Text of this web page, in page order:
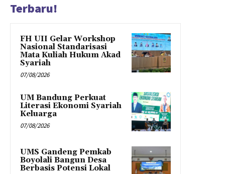
Terbaru!
FH UII Gelar Workshop
Nasional Standarisasi
Mata Kuliah Hukum Akad
Syariah
07/08/2026
UM Bandung Perkuat
Literasi Ekonomi Syariah
Keluarga
07/08/2026
UMS Gandeng Pemkab
Boyolali Bangun Desa
Berbasis Potensi Lokal